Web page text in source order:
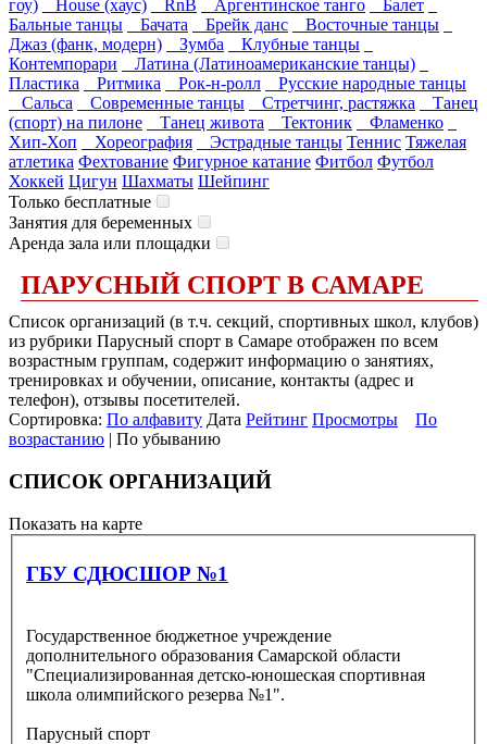
гоу)
House (хаус) RnB Аргентинское танго
Балет
Бальные танцы
Бачата Брейк данс
Восточные танцы
Джаз (фанк, модерн)
Зумба
Клубные танцы
Контемпорари
Латина (Латиноамериканские танцы)
Пластика
Ритмика Рок-н-ролл
Русские народные танцы
Сальса
Современные танцы Стретчинг, растяжка
Танец
(спорт) на пилоне
Танец живота Тектоник
Фламенко
Хип-Хоп
Хореография Эстрадные танцы Теннис Тяжелая
атлетика Фехтование Фигурное катание Фитбол Футбол
Хоккей Цигун Шахматы Шейпинг
Только бесплатные
Занятия для беременных
Аренда зала или площадки
ПАРУСНЫЙ СПОРТ В САМАРЕ
Список организаций (в т.ч. секций, спортивных школ, клубов)
из рубрики Парусный спорт в Самаре отображен по всем
возрастным группам, содержит информацию о занятиях,
тренировках и обучении, описание, контакты (адрес и
телефон), отзывы посетителей.
Сортировка: По алфавиту Дата Рейтинг Просмотры
По
возрастанию | По убыванию
СПИСОК ОРГАНИЗАЦИЙ
Показать на карте
ГБУ СДЮСШОР №1
Государственное бюджетное учреждение
дополнительного образования Самарской области
"Специализированная детско-юношеская спортивная
школа олимпийского резерва №1".
Парусный спорт